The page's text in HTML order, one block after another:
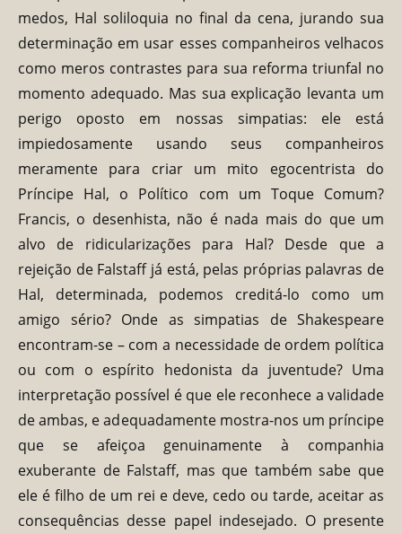
medos, Hal soliloquia no final da cena, jurando sua
determinação em usar esses companheiros velhacos
como meros contrastes para sua reforma triunfal no
momento adequado. Mas sua explicação levanta um
perigo oposto em nossas simpatias: ele está
impiedosamente usando seus companheiros
meramente para criar um mito egocentrista do
Príncipe Hal, o Político com um Toque Comum?
Francis, o desenhista, não é nada mais do que um
alvo de ridicularizações para Hal? Desde que a
rejeição de Falstaff já está, pelas próprias palavras de
Hal, determinada, podemos creditá-lo como um
amigo sério? Onde as simpatias de Shakespeare
encontram-se – com a necessidade de ordem política
ou com o espírito hedonista da juventude? Uma
interpretação possível é que ele reconhece a validade
de ambas, e adequadamente mostra-nos um príncipe
que se afeiçoa genuinamente à companhia
exuberante de Falstaff, mas que também sabe que
ele é filho de um rei e deve, cedo ou tarde, aceitar as
consequências desse papel indesejado. O presente